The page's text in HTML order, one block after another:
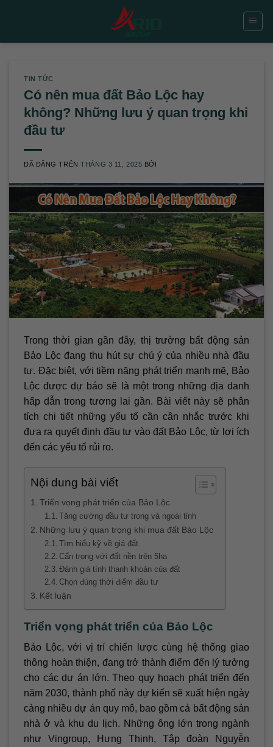
TIN TỨC
Có nên mua đất Bảo Lộc hay
không? Những lưu ý quan trọng khi
đầu tư
ĐÃ ĐĂNG TRÊNTHÁNG 3 11, 2025 BỞI
Trong thời gian gần đây, thị trường bất động sản
Bảo Lộc đang thu hút sự chú ý của nhiều nhà đầu
tư. Đặc biệt, với tiềm năng phát triển mạnh mẽ, Bảo
Lộc được dự báo sẽ là một trong những địa danh
hấp dẫn trong tương lai gần. Bài viết này sẽ phân
tích chi tiết những yếu tố cần cân nhắc trước khi
đưa ra quyết định đầu tư vào đất Bảo Lộc, từ lợi ích
đến các yếu tố rủi ro.
Nội dung bài viết
Triển vọng phát triển của Bảo Lộc
Tăng cường đầu tư trong và ngoài tỉnh
Những lưu ý quan trọng khi mua đất Bảo Lộc
Tìm hiểu kỹ về giá đất
Cẩn trọng với đất nền trên 5ha
Đánh giá tính thanh khoản của đất
Chọn đúng thời điểm đầu tư
Kết luận
Triển vọng phát triển của Bảo Lộc
Bảo Lộc, với vị trí chiến lược cùng hệ thống giao
thông hoàn thiện, đang trở thành điểm đến lý tưởng
cho các dự án lớn. Theo quy hoạch phát triển đến
năm 2030, thành phố này dự kiến sẽ xuất hiện ngày
càng nhiều dự án quy mô, bao gồm cả bất động sản
nhà ở và khu du lịch. Những ông lớn trong ngành
như Vingroup, Hưng Thịnh, Tập đoàn Nguyễn